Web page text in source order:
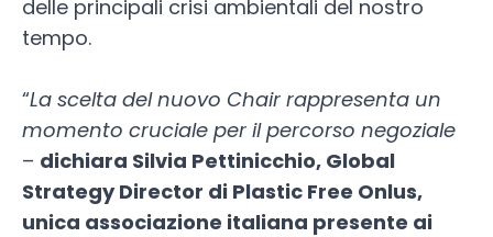
delle principali crisi ambientali del nostro
tempo.
“La scelta del nuovo Chair rappresenta un
momento cruciale per il percorso negoziale
– dichiara Silvia Pettinicchio, Global
Strategy Director di Plastic Free Onlus,
unica associazione italiana presente ai